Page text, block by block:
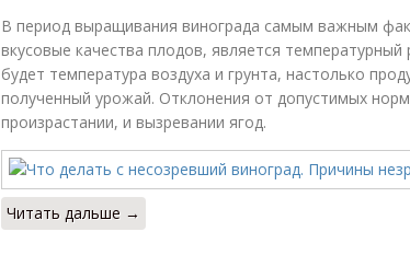
В период выращивания винограда самым важным
вкусовые качества плодов, является
будет температура воздуха и грунта, настолько
полученный урожай. Отклонения от допустимых
произрастании, и вызревании ягод.
Читать дальше →